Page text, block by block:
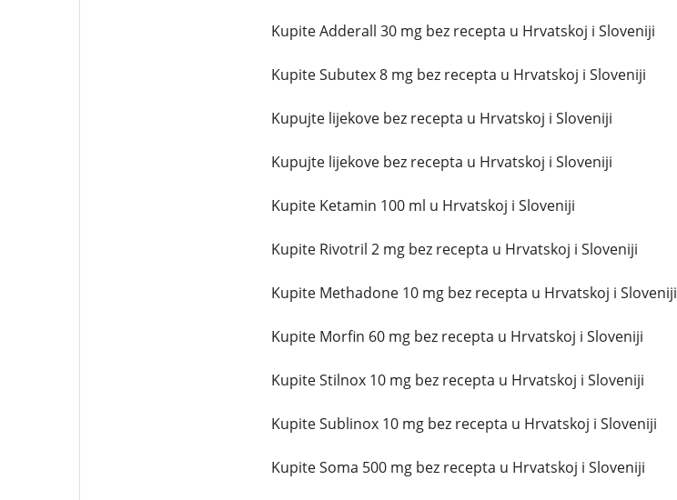
Kupite Adderall 30 mg bez recepta u Hrvatskoj i Sloveniji
Kupite Subutex 8 mg bez recepta u Hrvatskoj i Sloveniji
Kupujte lijekove bez recepta u Hrvatskoj i Sloveniji
Kupujte lijekove bez recepta u Hrvatskoj i Sloveniji
Kupite Ketamin 100 ml u Hrvatskoj i Sloveniji
Kupite Rivotril 2 mg bez recepta u Hrvatskoj i Sloveniji
Kupite Methadone 10 mg bez recepta u Hrvatskoj i Sloveniji
Kupite Morfin 60 mg bez recepta u Hrvatskoj i Sloveniji
Kupite Stilnox 10 mg bez recepta u Hrvatskoj i Sloveniji
Kupite Sublinox 10 mg bez recepta u Hrvatskoj i Sloveniji
Kupite Soma 500 mg bez recepta u Hrvatskoj i Sloveniji